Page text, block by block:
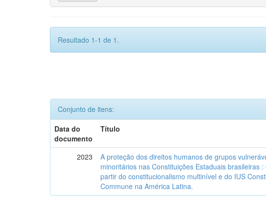
Resultado 1-1 de 1.
Conjunto de itens:
Data do
documento
Título
2023
A proteção dos direitos humanos de grupos
minoritários nas Constituições Estaduais brasileiras
partir do constitucionalismo multinível e do IUS
Commune na América Latina.